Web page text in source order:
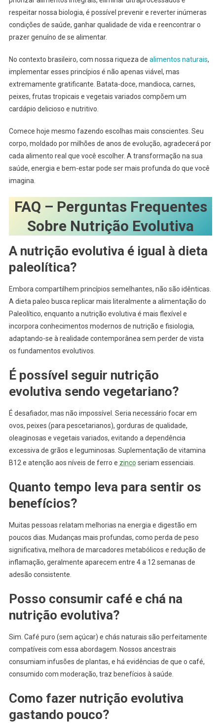
respeitar nossa biologia, é possível prevenir e reverter inúmeras
condições de saúde, ganhar qualidade de vida e reencontrar o
prazer genuíno de se alimentar.
No contexto brasileiro, com nossa riqueza de alimentos naturais,
implementar esses princípios é não apenas viável, mas
extremamente gratificante. Batata-doce, mandioca, carnes,
peixes, frutas tropicais e vegetais variados compõem um
cardápio delicioso e nutritivo.
Comece hoje mesmo fazendo escolhas mais conscientes. Seu
corpo, moldado por milhões de anos de evolução, agradecerá por
cada alimento real que você escolher. A transformação na sua
saúde, energia e bem-estar pode ser mais profunda do que você
imagina.
FAQ – Perguntas Frequentes
Sobre Nutrição Evolutiva
A nutrição evolutiva é igual à dieta
paleolítica?
Embora compartilhem princípios semelhantes, não são idênticas.
A dieta paleo busca replicar mais literalmente a alimentação do
Paleolítico, enquanto a nutrição evolutiva é mais flexível e
incorpora conhecimentos modernos de nutrição e fisiologia,
adaptando-se à realidade contemporânea sem perder de vista
os fundamentos evolutivos.
É possível seguir nutrição
evolutiva sendo vegetariano?
É desafiador, mas não impossível. Seria necessário focar em
ovos, peixes (para pescetarianos), gorduras de qualidade,
oleaginosas e vegetais variados, evitando a dependência
excessiva de grãos e leguminosas. Suplementação de vitamina
B12 e atenção aos níveis de ferro e zinco seriam essenciais.
Quanto tempo leva para sentir os
benefícios?
Muitas pessoas relatam melhorias na energia e digestão em
poucos dias. Mudanças mais profundas, como perda de peso
significativa, melhora de marcadores metabólicos e redução de
inflamação, geralmente aparecem entre 4 a 12 semanas de
adesão consistente.
Posso consumir café e chá na
nutrição evolutiva?
Sim. Café puro (sem açúcar) e chás naturais são perfeitamente
compatíveis com essa abordagem. Nossos ancestrais
consumiam infusões de plantas, e há evidências de que o café,
consumido com moderação, traz benefícios à saúde.
Como fazer nutrição evolutiva
gastando pouco?